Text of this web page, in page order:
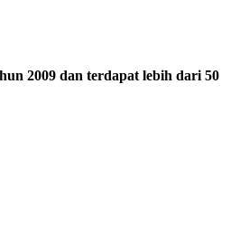
2009 dan terdapat lebih dari 50